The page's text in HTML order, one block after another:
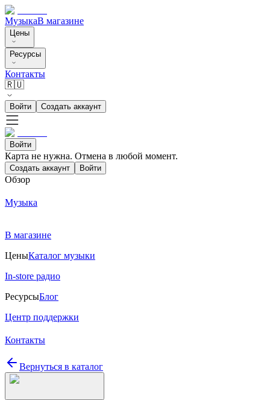
МузыкаВ магазине
Цены
Ресурсы
Контакты
🇷🇺
Войти Создать аккаунт
Войти
Карта не нужна. Отмена в любой момент.
Создать аккаунт Войти
Обзор
Музыка
В магазине
ЦеныКаталог музыки
In-store радио
РесурсыБлог
Центр поддержки
Контакты
Вернуться в каталог